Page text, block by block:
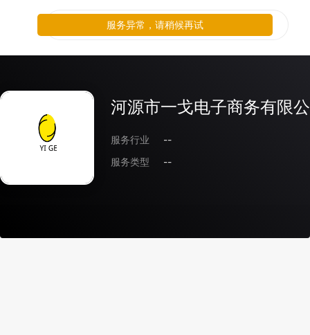
河源市一戈电子商务有限
服务行业
--
服务类型
--
服务异常，请稍候再试